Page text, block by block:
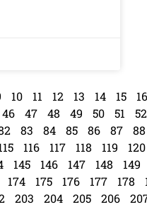
10 11 12 13 14 15 16
46 47 48 49 50 51 52
83 84 85 86 87 88
116 117 118 119 120
145 146 147 148 149
174 175 176 177 178
203 204 205 206